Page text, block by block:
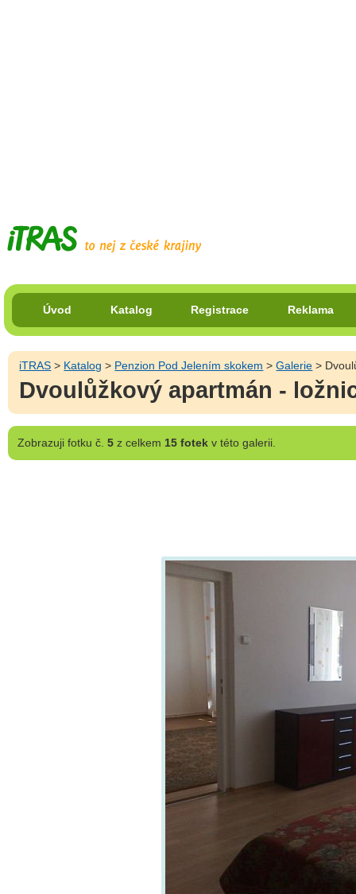
Úvod Katalog Registrace Reklama
iTRAS > Katalog > Penzion Pod Jelením skokem >Galerie >
Dvoulůžkový apartmán -
Zobrazujifotku č. 5z celkem 15 fotekv této galerii.